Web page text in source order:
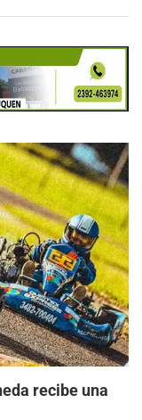
recibe una